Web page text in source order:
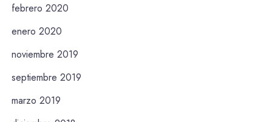
febrero 2020
enero 2020
noviembre 2019
septiembre 2019
marzo 2019